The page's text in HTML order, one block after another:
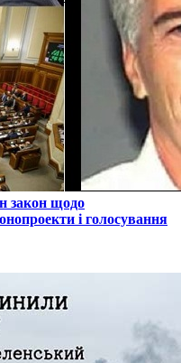
закон щодо
і голосування